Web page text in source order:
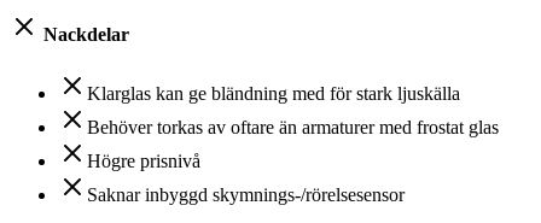
Nackdelar
Klarglas kan ge bländning med för stark ljuskälla
Behöver torkas av oftare än armaturer med frostat glas
Högre prisnivå
Saknar inbyggd skymnings-/rörelsesensor